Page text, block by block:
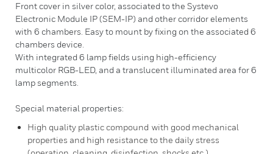
Front cover in silver color, associated to the Systevo
Electronic Module IP (SEM-IP) and other corridor elements
with 6 chambers. Easy to mount by fixing on the associated 6
chambers device.
With integrated 6 lamp fields using high-efficiency
multicolor RGB-LED, and a translucent illuminated area for 6
lamp segments.
Special material properties:
High quality plastic compound with good mechanical
properties and high resistance to the daily stress